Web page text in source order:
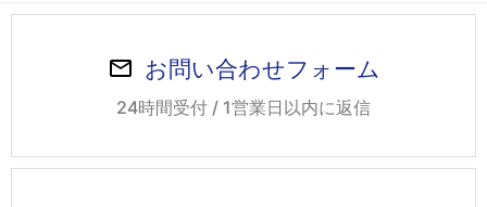
お問い合わせフォーム
24時間受付 / 1営業日以内に返信